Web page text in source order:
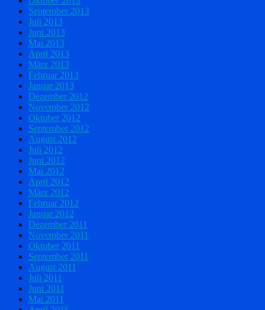
September 2013
Juli 2013
Juni 2013
Mai 2013
April 2013
März 2013
Februar 2013
Januar 2013
Dezember 2012
November 2012
Oktober 2012
September 2012
August 2012
Juli 2012
Juni 2012
Mai 2012
April 2012
März 2012
Februar 2012
Januar 2012
Dezember 2011
November 2011
Oktober 2011
September 2011
August 2011
Juli 2011
Juni 2011
Mai 2011